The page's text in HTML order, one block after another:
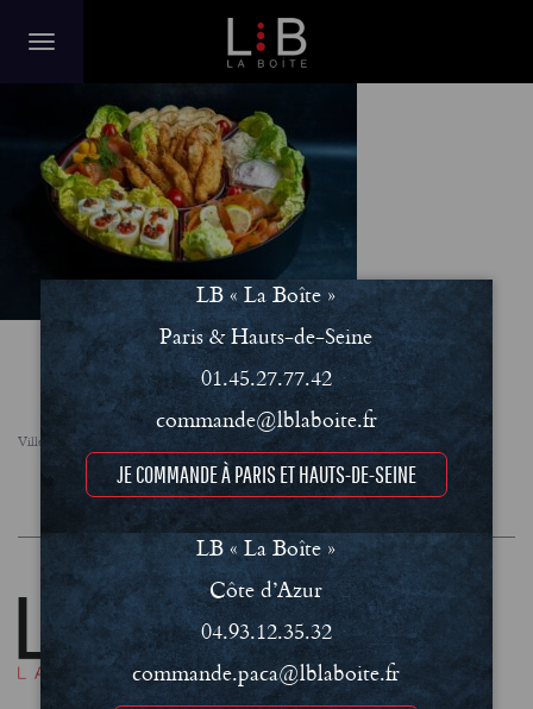
buffet scandinavie
Villes FAQ Le concept
Notre engagement RSE
Conditions Générales de Vente (CGV)
Mentions légales et Politique de confidentialité
LB « La Boîte »
Paris & Hauts-de-Seine
01.45.27.77.42
commande@lblaboite.fr
JE COMMANDE À PARIS ET HAUTS-DE-SEINE
LB « La Boîte »
Côte d’Azur
04.93.12.35.32
commande.paca@lblaboite.fr